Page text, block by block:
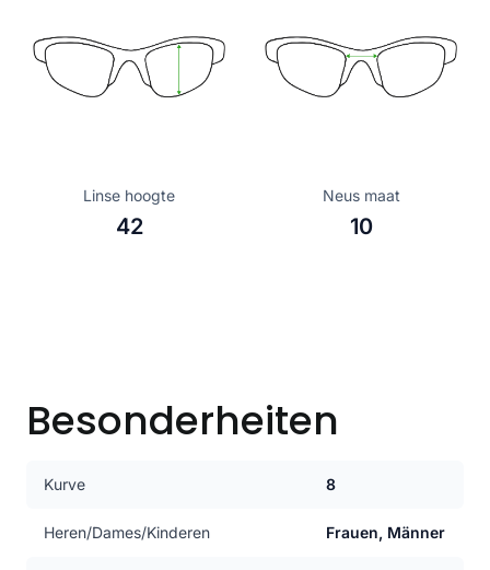
Linse hoogte
42
Neus maat
10
Besonderheiten
Kurve 8
Heren/Dames/Kinderen Frauen, Männer